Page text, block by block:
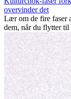
udvikling og give
liv.
overvinder det
Lær om de fire faser
dem, når du flytter til
af at høre til – forstå
vækst.